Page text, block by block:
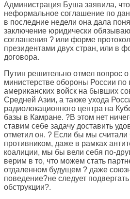
Администрация Буша заявила,
неформальное соглашение по
в последние недели она дала
заключение юридически
соглашения ? или форме
президентами двух стран, или в
договора.
Путин решительно отмел вопрос о
министерстве обороны России
американских войск на бывших
Средней Азии, а также ухода
радиолокационного центра на
базы в Камране. ?В этом нет
ставим себе задачу доставить
отметил он. ? Если бы мы
противником, даже в рамках
коалиции, мы бы вели себя по-
верим в то, что можем стать
отдаленном будущем ? даже
поведение?не следует
обструкции?.